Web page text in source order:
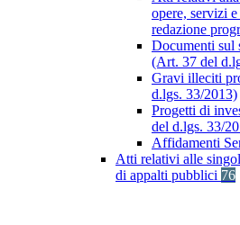
opere, servizi
redazione
Documenti sul
(Art. 37 del
Gravi illeciti
d.lgs. 33/2013)
Progetti di
del d.lgs. 33/
Affidamenti
Atti relativi alle
di appalti pubblici 76